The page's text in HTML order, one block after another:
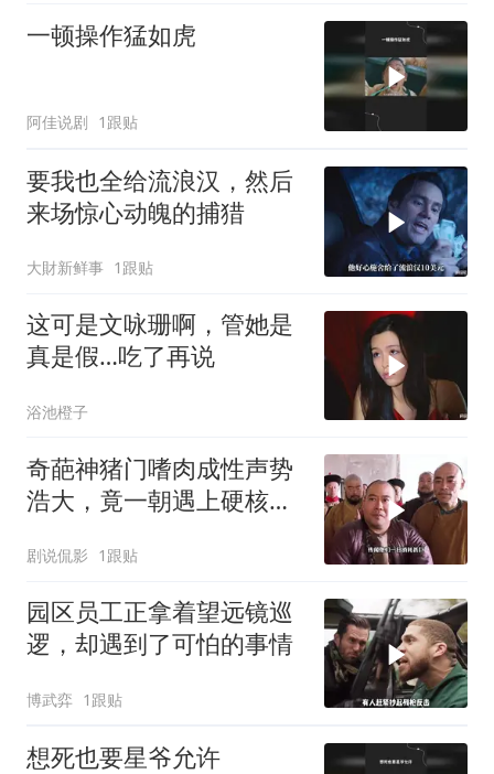
一顿操作猛如虎
阿佳说剧 1跟贴
要我也全给流浪汉，然后
来场惊心动魄的捕猎
大財新鲜事 1跟贴
这可是文咏珊啊，管她是
真是假…吃了再说
浴池橙子
奇葩神猪门嗜肉成性声势
浩大，竟一朝遇上硬核江
剧说侃影 1跟贴
园区员工正拿着望远镜巡
逻，却遇到了可怕的事情
博武弈 1跟贴
想死也要星爷允许